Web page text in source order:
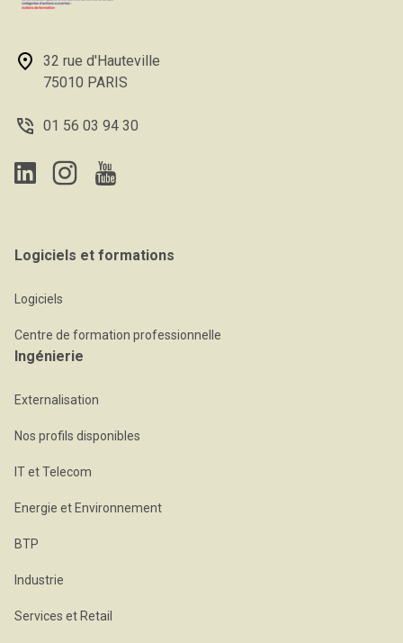
32 rue d'Hauteville
75010 PARIS
01 56 03 94 30
Logiciels et formations
Logiciels
Centre de formation professionnelle
Ingénierie
Externalisation
Nos profils disponibles
IT et Telecom
Energie et Environnement
BTP
Industrie
Services et Retail